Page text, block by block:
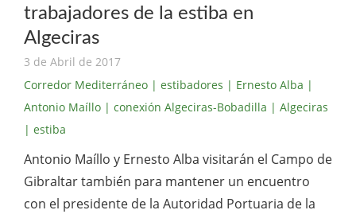
trabajadores de la estiba en
Algeciras
3 de Abril de 2017
Corredor Mediterráneo | estibadores | Ernesto Alba |
Antonio Maíllo | conexión Algeciras-Bobadilla | Algeciras
| estiba
Antonio Maíllo y Ernesto Alba visitarán el Campo de
Gibraltar también para mantener un encuentro
con el presidente de la Autoridad Portuaria de la